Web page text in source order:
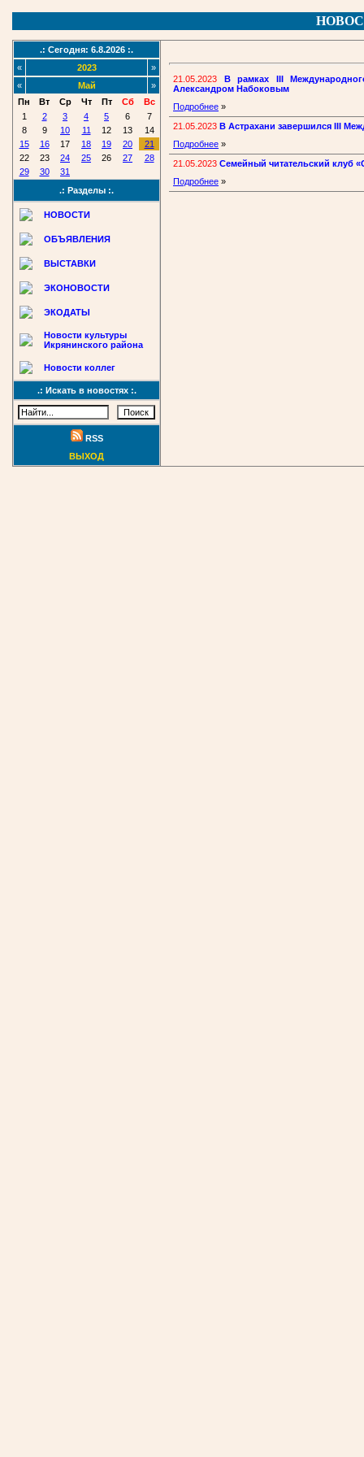
.: Сегодня: 6.8.2026 :.
«
2023
»
«
Май
»
Пн
Вт Ср Чт Пт Сб
Вс
1
2 3 4 5 6
7
8
9 10 11 12 13
14
15
16 17 18 19 20
21
22
23 24 25 26 27
28
29
30
31
.: Разделы :.
НОВОСТИ
ОБЪЯВЛЕНИЯ
ВЫСТАВКИ
ЭКОНОВОСТИ
ЭКОДАТЫ
Новости культуры
Икрянинского района
Новости коллег
.: Искать в новостях :.
RSS
ВЫХОД
21.05.2023
В рамках III
Александром Набоковым
Подробнее »
21.05.2023 В Астрахани завершился III
Подробнее »
21.05.2023 Семейный читательский клуб
Подробнее »